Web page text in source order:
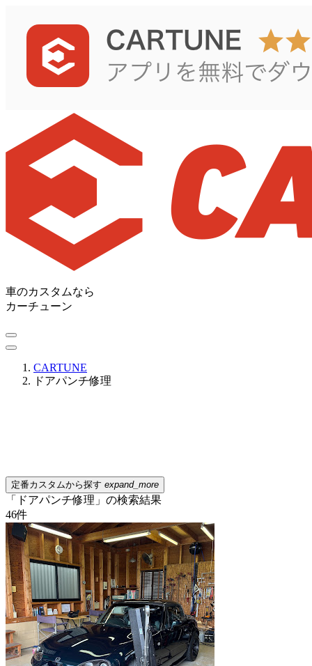
車のカスタムなら
カーチューン
CARTUNE
ドアパンチ修理
定番カスタムから探す expand_more
「ドアパンチ修理」の検索結果
46件